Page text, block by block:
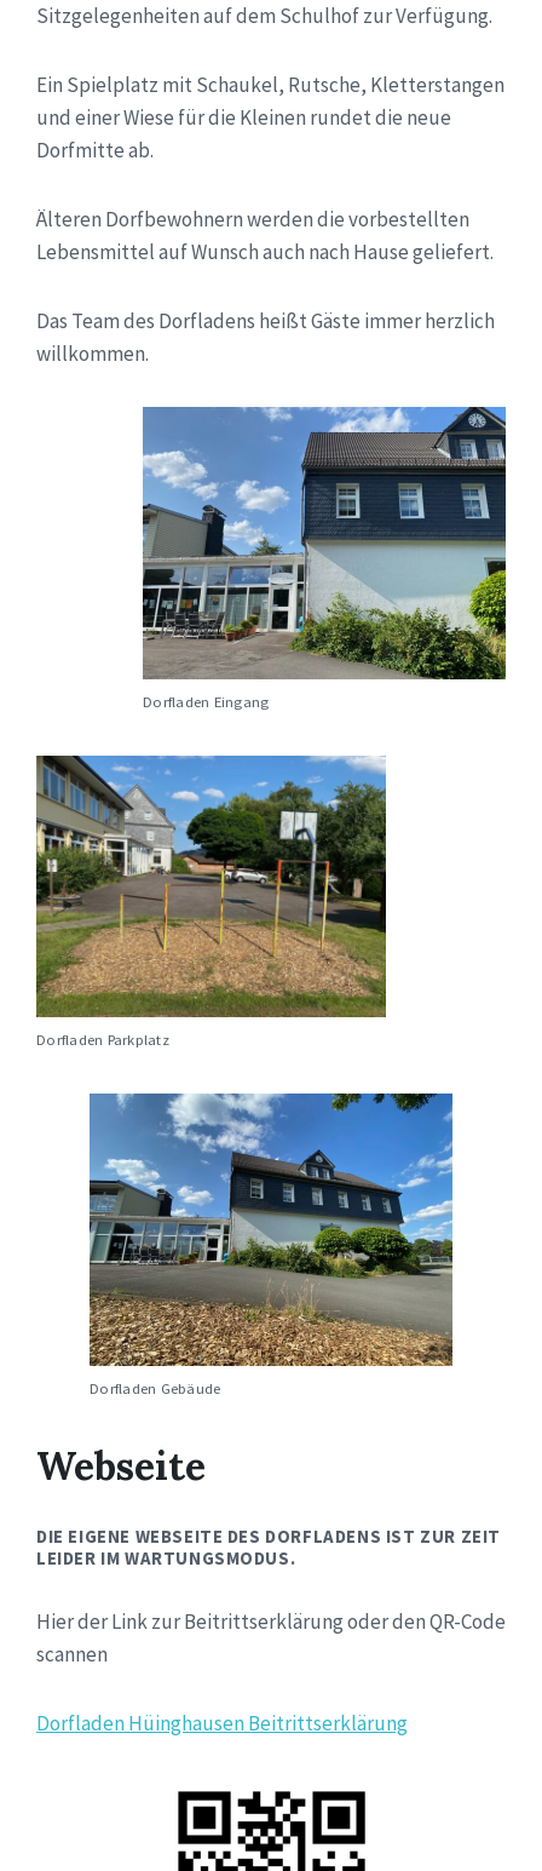
Sitzgelegenheiten auf dem Schulhof zur Verfügung.
Ein Spielplatz mit Schaukel, Rutsche, Kletterstangen
und einer Wiese für die Kleinen rundet die neue
Dorfmitte ab.
Älteren Dorfbewohnern werden die vorbestellten
Lebensmittel auf Wunsch auch nach Hause geliefert.
Das Team des Dorfladens heißt Gäste immer herzlich
willkommen.
Dorfladen Eingang
Dorfladen Parkplatz
Dorfladen Gebäude
Webseite
DIE EIGENE WEBSEITE DES DORFLADENS IST ZUR ZEIT
LEIDER IM WARTUNGSMODUS.
Hier der Link zur Beitrittserklärung oder den QR-Code
scannen
Dorfladen Hüinghausen Beitrittserklärung